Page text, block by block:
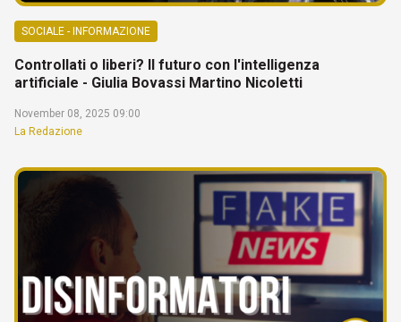
SOCIALE - INFORMAZIONE
Controllati o liberi? Il futuro con l'intelligenza
artificiale - Giulia Bovassi Martino Nicoletti
November 08, 2025 09:00
La Redazione